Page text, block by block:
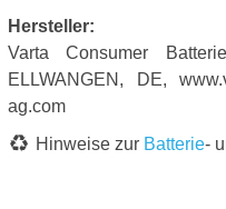
Hersteller:
Varta Consumer
ELLWANGEN, DE,
ag.com
Hinweise zur Batterie-